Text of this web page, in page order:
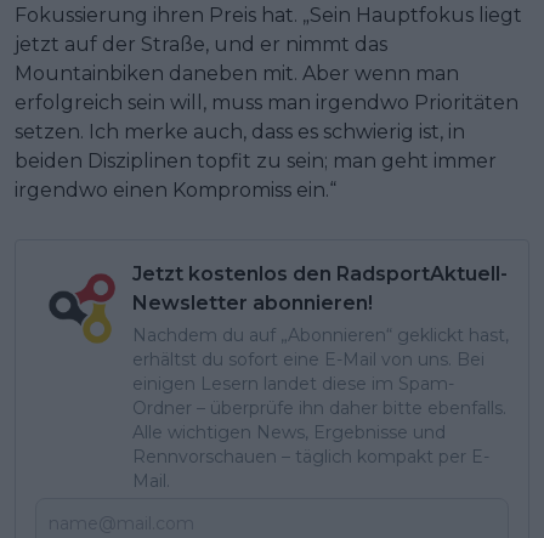
Fokussierung ihren Preis hat. „Sein Hauptfokus liegt
jetzt auf der Straße, und er nimmt das
Mountainbiken daneben mit. Aber wenn man
erfolgreich sein will, muss man irgendwo Prioritäten
setzen. Ich merke auch, dass es schwierig ist, in
beiden Disziplinen topfit zu sein; man geht immer
irgendwo einen Kompromiss ein.“
Jetzt kostenlos den RadsportAktuell-
Newsletter abonnieren!
Nachdem du auf „Abonnieren“ geklickt hast,
erhältst du sofort eine E-Mail von uns. Bei
einigen Lesern landet diese im Spam-
Ordner – überprüfe ihn daher bitte ebenfalls.
Alle wichtigen News, Ergebnisse und
Rennvorschauen – täglich kompakt per E-
Mail.